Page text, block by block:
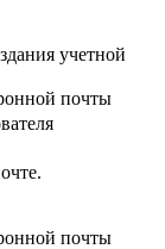
учетной
почты
почты